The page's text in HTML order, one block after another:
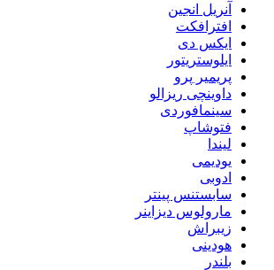
آنریل انجین
افترافکت
ایکس دی
ایلوستریتور
پریمیر پرو
داوینچی ریزالو
سینمافوردی
فتوشاپ
لیندا
یودیمی
ادوبی
سابستنس پینتر
مارولوس دیزاینر
زیبراش
هودینی
بلندر